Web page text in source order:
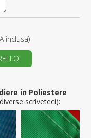
inclusa)
in Poliestere
scriveteci):